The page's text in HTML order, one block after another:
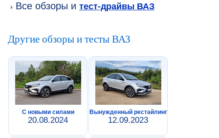
Все обзоры и тест-драйвы ВАЗ
Другие обзоры и тесты ВАЗ
С новыми силами
20.08.2024
Вынужденный рестайлинг
12.09.2023